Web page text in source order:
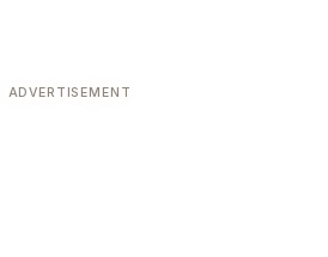
ADVERTISEMENT